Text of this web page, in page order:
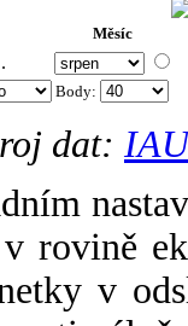
Měsíc
.
Body:
dat:
v rovině
v